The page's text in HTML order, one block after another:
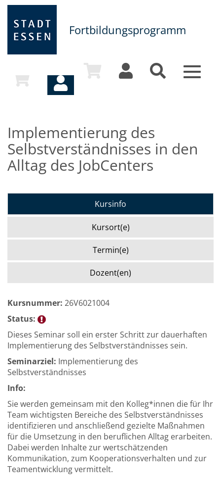
Fortbildungsprogramm
Toggle
Implementierung des
Selbstverständnisses in den
Alltag des JobCenters
Kursinfo
Kursort(e)
Termin(e)
Dozent(en)
Kursnummer: 26V6021004
Status:
Dieses Seminar soll ein erster Schritt zur dauerhaften
Implementierung des Selbstverständnisses sein.
Seminarziel: Implementierung des
Selbstverständnisses
Info:
Sie werden gemeinsam mit den Kolleg*innen die für Ihr
Team wichtigsten Bereiche des Selbstverständnisses
identifizieren und anschließend gezielte Maßnahmen
für die Umsetzung in den beruflichen Alltag erarbeiten.
Dabei werden Inhalte zur wertschätzenden
Kommunikation, zum Kooperationsverhalten und zur
Teamentwicklung vermittelt.